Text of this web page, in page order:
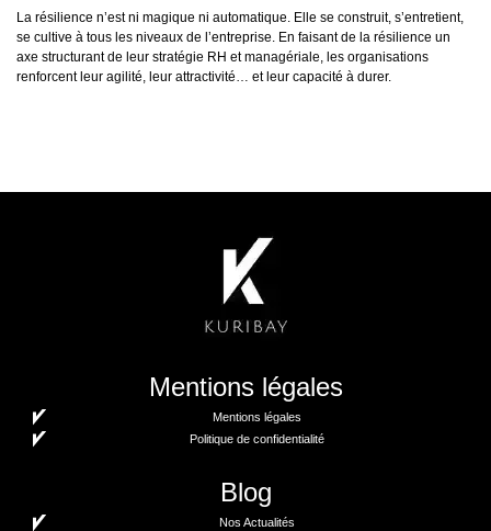
La résilience n’est ni magique ni automatique. Elle se construit, s’entretient,
se cultive à tous les niveaux de l’entreprise. En faisant de la résilience un
axe structurant de leur stratégie RH et managériale, les organisations
renforcent leur agilité, leur attractivité… et leur capacité à durer.
Mentions légales
Mentions légales
Politique de confidentialité
Blog
Nos Actualités